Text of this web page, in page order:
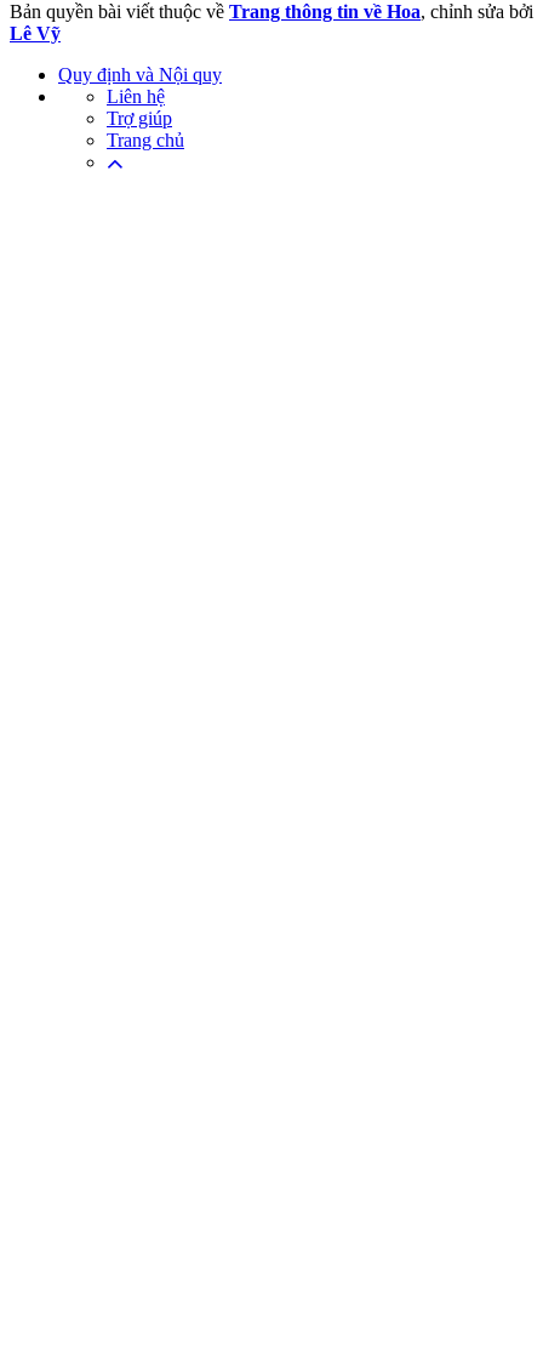
Bản quyền bài viết thuộc về Trang thông tin về Hoa, chỉnh sửa bởi
Lê Vỹ
Quy định và Nội quy
Liên hệ
Trợ giúp
Trang chủ